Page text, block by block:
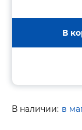
В
В наличии: в